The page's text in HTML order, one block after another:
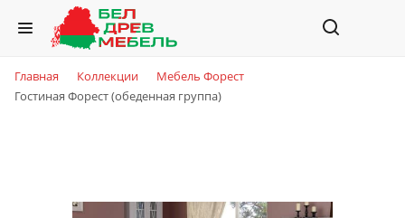
Главная Коллекции
Мебель Форест
Гостиная Форест (обеденная группа)